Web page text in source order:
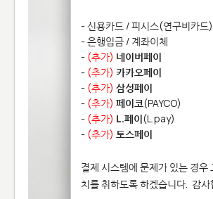
- 신용카드 / 피시스(연구비카드)
- 은행입금 / 계좌이체
- (추가) 네이버페이
- (추가) 카카오페이
- (추가) 삼성페이
- (추가) 페이코(PAYCO)
- (추가) L.페이(L.pay)
- (추가) 토스페이
결제 시스템에 문제가 있는 경
치를 취하도록 하겠습니다. 감사